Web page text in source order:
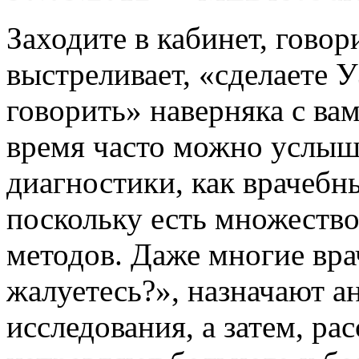
Заходите в кабинет,
выстреливает, «сделаете
говорить» наверняка с
время часто можно
диагностики, как
поскольку есть
методов. Даже многие
жалуетесь?», назначают
исследования, а затем,